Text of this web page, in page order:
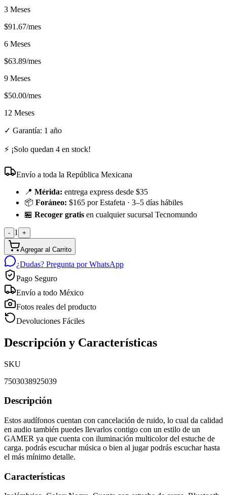
3 Meses
$91.67/mes
6 Meses
$63.89/mes
9 Meses
$50.00/mes
12 Meses
✓ Garantía: 1 año
⚡ ¡Solo quedan 4 en stock!
Envío a toda la República Mexicana
📍 Mérida: entrega express desde $35
📦 Foráneo: $165 por Estafeta · 3–5 días hábiles
🏪 Recoger gratis en cualquier sucursal Tecnomundo
- 1 +
Agregar al Carrito
¿Dudas? Pregunta por WhatsApp
Pago Seguro
Envío a todo México
Fotos reales del producto
Devoluciones Fáciles
Descripción y Características
SKU
7503038925039
Descripción
Estos audífonos cuentan con cancelación de ruido, lo cual da calidad
en audio también puedes llevarlos contigo con un estilo de un
GAMER ya que cuenta con iluminación multicolor del estuche de
carga. podrás escuchar música o bien al jugar podrás escuchar hasta
el más mínimo detalle.
Características